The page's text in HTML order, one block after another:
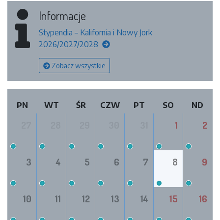
Informacje
Stypendia – Kalifornia i Nowy Jork
2026/2027/2028
Zobacz wszystkie
PN WT ŚR CZW PT SO ND
1 2
3 4 5 6 7 8 9
10 11 12 13 14 15 16